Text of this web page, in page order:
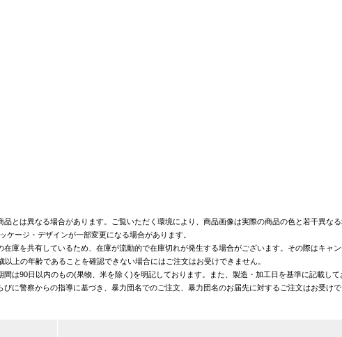
品とは異なる場合があります。ご覧いただく環境により、商品画像は実際の商品の色と若干異な
ケージ・デザインが一部変更になる場合があります。
在庫を共有しているため、在庫が流動的で在庫切れが発生する場合がございます。その際はキャ
以上の年齢であることを確認できない場合にはご注文はお受けできません。
間は90日以内のもの(果物、米を除く)を明記しております。また、製造・加工日を基準に記載し
びに警察からの指導に基づき、暴力団名でのご注文、暴力団名のお届先に対するご注文はお受けで